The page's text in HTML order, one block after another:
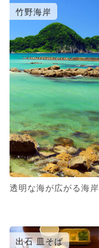
竹野海岸
透明な海が広がる海岸
出石 皿そば